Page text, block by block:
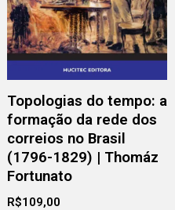
Topologias do tempo: a
formação da rede dos
correios no Brasil
(1796-1829) | Thomáz
Fortunato
R$109,00